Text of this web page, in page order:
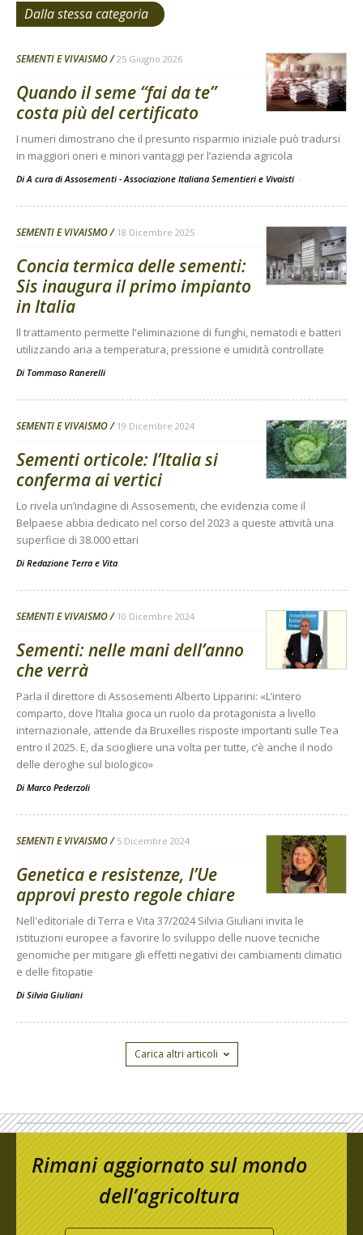
Dalla stessa categoria
SEMENTI E VIVAISMO 25 Giugno 2026
Quando il seme “fai da te”
costa più del certificato
I numeri dimostrano che il presunto risparmio iniziale può tradursi
in maggiori oneri e minori vantaggi per l’azienda agricola
Di A cura di Assosementi - Associazione Italiana Sementieri e Vivaisti -
SEMENTI E VIVAISMO 18 Dicembre 2025
Concia termica delle sementi:
Sis inaugura il primo impianto
in Italia
Il trattamento permette l'eliminazione di funghi, nematodi e batteri
utilizzando aria a temperatura, pressione e umidità controllate
Di Tommaso Ranerelli
SEMENTI E VIVAISMO 19 Dicembre 2024
Sementi orticole: l’Italia si
conferma ai vertici
Lo rivela un’indagine di Assosementi, che evidenzia come il
Belpaese abbia dedicato nel corso del 2023 a queste attività una
superficie di 38.000 ettari
Di Redazione Terra e Vita
SEMENTI E VIVAISMO 10 Dicembre 2024
Sementi: nelle mani dell’anno
che verrà
Parla il direttore di Assosementi Alberto Lipparini: «L’intero
comparto, dove l’Italia gioca un ruolo da protagonista a livello
internazionale, attende da Bruxelles risposte importanti sulle Tea
entro il 2025. E, da sciogliere una volta per tutte, c’è anche il nodo
delle deroghe sul biologico»
Di Marco Pederzoli
SEMENTI E VIVAISMO 5 Dicembre 2024
Genetica e resistenze, l’Ue
approvi presto regole chiare
Nell'editoriale di Terra e Vita 37/2024 Silvia Giuliani invita le
istituzioni europee a favorire lo sviluppo delle nuove tecniche
genomiche per mitigare gli effetti negativi dei cambiamenti climatici
e delle fitopatie
Di Silvia Giuliani
Carica altri articoli
Rimani aggiornato sul mondo
dell’agricoltura